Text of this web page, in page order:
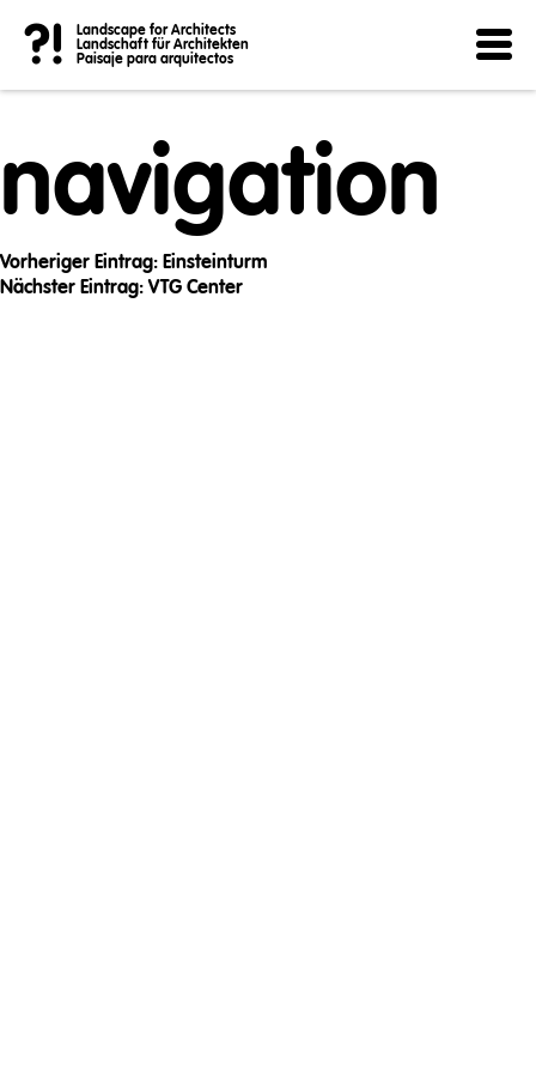
?!
Landscape for Architects
Landschaft für Architekten
Paisaje para arquitectos
Post
navigation
Vorheriger Eintrag: Einsteinturm
Nächster Eintrag: VTG Center